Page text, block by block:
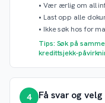
• Vær ærlig om all
• Last opp alle
• Ikke søk hos for
Tips: Søk på
kredittsjekk-
4 Få svar og velg